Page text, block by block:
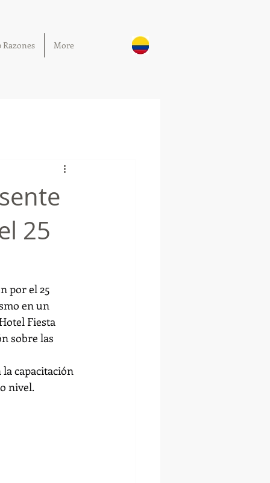
Razones More
25
por el 25
en un
Fiesta
sobre las
capacitación
nivel.